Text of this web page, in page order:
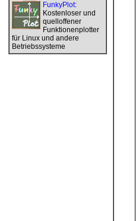
FunkyPlot:
Kostenloser und
quelloffener
Funktionenplotter
für Linux und andere
Betriebssysteme